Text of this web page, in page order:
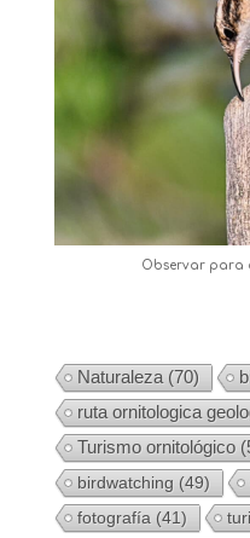
Observar para
Naturaleza(70)
ruta ornitologica
Turismo ornitológico
birdwatching (49)
fotografía(41)